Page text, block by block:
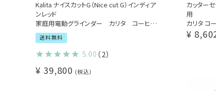
Kalita ナイスカットG（Nice cut G）インディア
ンレッド
家庭用電動グラインダー カリタ コーヒー
ミル kalita
スペシャルティコーヒー豆100ｇおまけ付き
新築祝い・ご褒美に
送料無料
5.00 （2）
¥ 39,800 税込
カッター
用
カリタ コ
ツ ミル刃
¥